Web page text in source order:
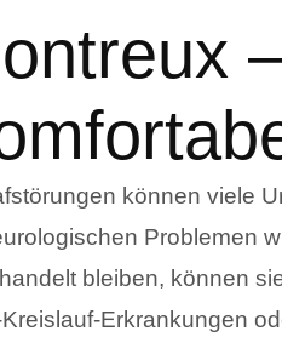
können viele
Problemen
bleiben, können
Erkrankungen